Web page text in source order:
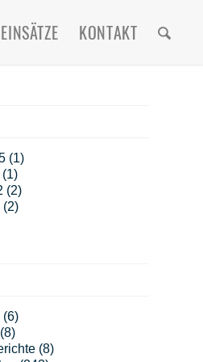
EINSÄTZE KONTAKT
(1)
(1)
(2)
(2)
(6)
(8)